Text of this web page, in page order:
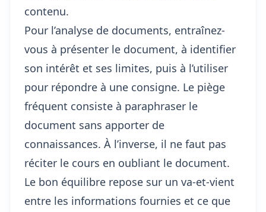
contenu.
Pour l’analyse de documents, entraînez-
vous à présenter le document, à identifier
son intérêt et ses limites, puis à l’utiliser
pour répondre à une consigne. Le piège
fréquent consiste à paraphraser le
document sans apporter de
connaissances. À l’inverse, il ne faut pas
réciter le cours en oubliant le document.
Le bon équilibre repose sur un va-et-vient
entre les informations fournies et ce que